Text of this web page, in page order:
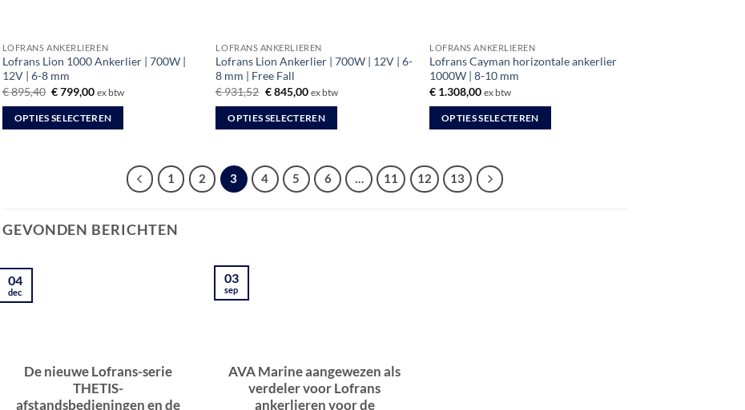
LOFRANS ANKERLIEREN
Lofrans Lion 1000 Ankerlier | 700W |
12V | 6-8 mm
€895,40 Oorspronkelijke
was:
€ 895,40.
€799,00Huidige
is:
€ 799,00.
ex btw
OPTIES SELECTEREN
Deze
kan
gekozen
worden
LOFRANS ANKERLIEREN
Lofrans Lion Ankerlier | 700W | 12V | 6-
8 mm | Free Fall
€931,52 Oorspronkelijke
was:
€ 931,52.
€845,00Huidige
is:
€ 845,00.
ex btw
OPTIES SELECTEREN
heeft
meerdere
kan
gekozen
worden
LOFRANS ANKERLIEREN
Lofrans Cayman horizontale ankerlier
1000W | 8-10 mm
€ 1.308,00 ex btw
OPTIES SELECTEREN
heeft
meerdere
1 2 3 4 5 6 … 11 12 13
GEVONDEN BERICHTEN
De nieuwe Lofrans-serie
THETIS-
afstandsbedieningen en de
04
dec
AVA Marine aangewezen als
verdeler voor Lofrans
ankerlieren voor de
03
sep